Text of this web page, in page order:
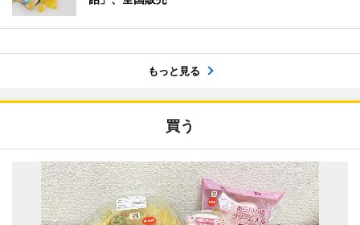
もっと見る
買う